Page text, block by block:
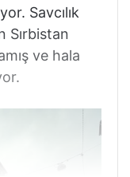
Savcılık
Sırbistan
ve hala